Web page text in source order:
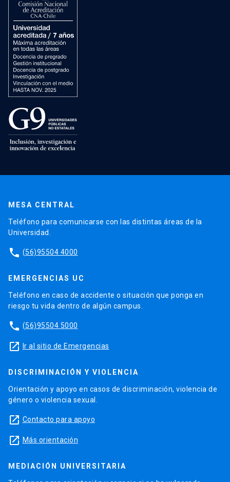
MESA CENTRAL
Teléfono para comunicarse con las distintas áreas de la
Universidad.
phone (56)95504 4000
EMERGENCIAS UC
Teléfono en caso de accidente o situación que ponga en
riesgo tu vida dentro de algún campus.
phone (56)95504 5000
launch Ir al sitio de Emergencias
DISCRIMINACIÓN Y VIOLENCIA
Orientación y apoyo en casos de discriminación, violencia de
género o violencia sexual.
launch Contacto para apoyo
launch Más orientación
MEDIACIÓN UNIVERSITARIA